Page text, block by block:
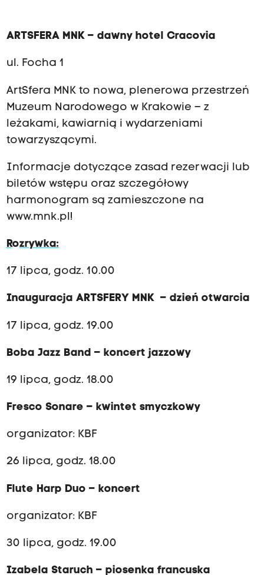
ARTSFERA MNK – dawny hotel Cracovia
ul. Focha 1
ArtSfera MNK to nowa, plenerowa przestrzeń
Muzeum Narodowego w Krakowie – z
leżakami, kawiarnią i wydarzeniami
towarzyszącymi.
Informacje dotyczące zasad rezerwacji lub
biletów wstępu oraz szczegółowy
harmonogram są zamieszczone na
www.mnk.pl!
Rozrywka:
17 lipca, godz. 10.00
Inauguracja ARTSFERY MNK – dzień otwarcia
17 lipca, godz. 19.00
Boba Jazz Band – koncert jazzowy
19 lipca, godz. 18.00
Fresco Sonare – kwintet smyczkowy
organizator: KBF
26 lipca, godz. 18.00
Flute Harp Duo – koncert
organizator: KBF
30 lipca, godz. 19.00
Izabela Staruch – piosenka francuska